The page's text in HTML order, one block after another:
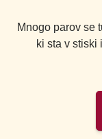
Mnogo parov se
ki sta v stiski